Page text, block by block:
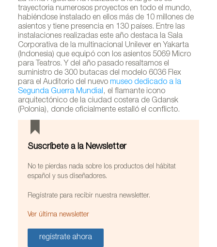
trayectoria numerosos proyectos en todo el mundo,
habiéndose instalado en ellos más de 10 millones de
asientos y tiene presencia en 130 países. Entre las
instalaciones realizadas este año destaca la Sala
Corporativa de la multinacional Unilever en Yakarta
(Indonesia) que equipó con los asientos 5069 Micro
para Teatros. Y del año pasado resaltamos el
suministro de 300 butacas del modelo 6036 Flex
para el Auditorio del nuevomuseo dedicado a la
Segunda Guerra Mundial, el flamante icono
arquitectónico de la ciudad costera de Gdansk
(Polonia), donde oficialmente estalló el conflicto.
Suscríbete a la Newsletter
No te pierdas nada sobre los productos del hábitat
español y sus diseñadores.
Regístrate para recibir nuestra newsletter.
Ver última newsletter
regístrate ahora